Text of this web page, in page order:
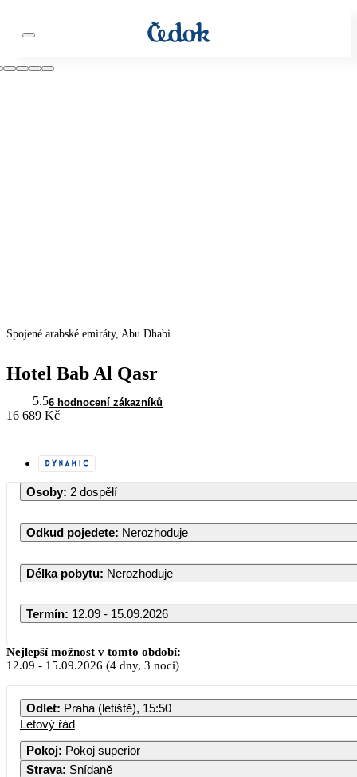
Spojené arabské emiráty, Abu Dhabi
Hotel Bab Al Qasr
5.56 hodnocení zákazníků
16 689 Kč
Osoby: 2 dospělí
Odkud pojedete: Nerozhoduje
Délka pobytu: Nerozhoduje
Termín: 12.09 - 15.09.2026
Září 2026
PO ÚT ST ČT PÁ
17 849 18 709 17 229 18 229
Nejlepší možnost v tomto období:
12.09 - 15.09.2026 (4 dny, 3 noci)
Odlet: Praha (letiště), 15:50
Letový řád
Pokoj: Pokoj superior
Strava: Snídaně